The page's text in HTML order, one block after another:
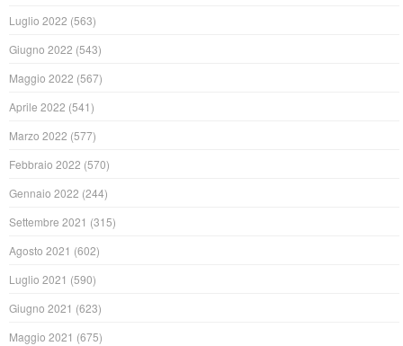
Luglio 2022 (563)
Giugno 2022 (543)
Maggio 2022 (567)
Aprile 2022 (541)
Marzo 2022 (577)
Febbraio 2022 (570)
Gennaio 2022 (244)
Settembre 2021 (315)
Agosto 2021 (602)
Luglio 2021 (590)
Giugno 2021 (623)
Maggio 2021 (675)